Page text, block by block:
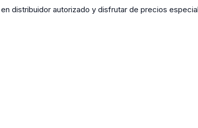
distribuidor autorizado y disfrutar de precios